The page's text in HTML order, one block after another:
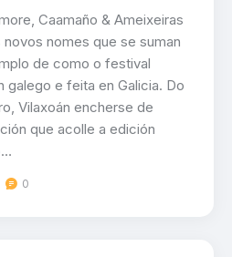
Caamaño & Ameixeiras
nomes que se suman
de como o festival
galego e feita en Galicia. Do
Vilaxoán encherse de
que acolle a edición
0